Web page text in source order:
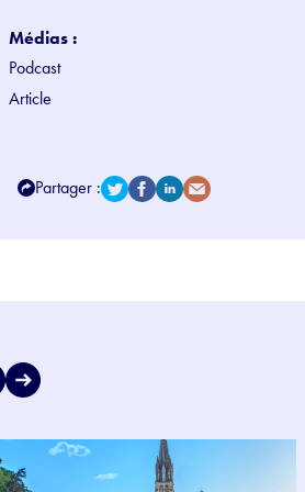
Médias :
Podcast
Article
Partager :